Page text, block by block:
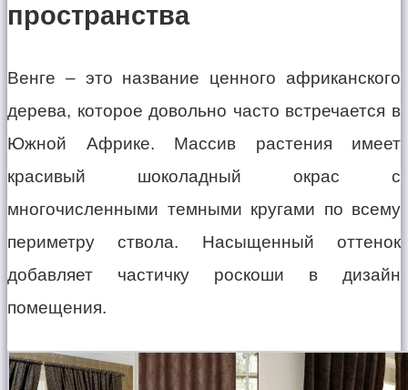
пространства
Венге – это название ценного африканского
дерева, которое довольно часто встречается в
Южной Африке. Массив растения имеет
красивый шоколадный окрас с
многочисленными темными кругами по всему
периметру ствола. Насыщенный оттенок
добавляет частичку роскоши в дизайн
помещения.